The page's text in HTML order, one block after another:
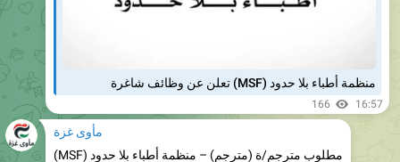
مأوى غزة
مطلوب مترجم/ة (مترجم) – منظمة أطباء بلا حدود (MSF)
رابط التسجيل
👇